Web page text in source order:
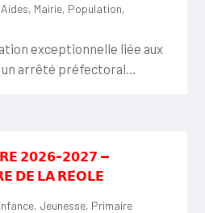
Aides, Mairie, Population,
exceptionnelle liée aux
arrêté préfectoral...
𝟮𝟬𝟮𝟲-𝟮𝟬𝟮𝟳 —
𝗗𝗘 𝗟𝗔 𝗥𝗘́𝗢𝗟𝗘
, Jeunesse, Primaire